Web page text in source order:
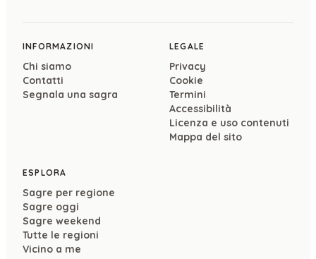
INFORMAZIONI
Chi siamo
Contatti
Segnala una sagra
LEGALE
Privacy
Cookie
Termini
Accessibilità
Licenza e uso contenuti
Mappa del sito
ESPLORA
Sagre per regione
Sagre oggi
Sagre weekend
Tutte le regioni
Vicino a me